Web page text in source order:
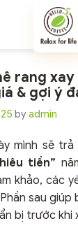
rang
& gợi ý
byadmin
mình sẽ trả
tiền”
khảo, các
sau giúp
bị trước khi